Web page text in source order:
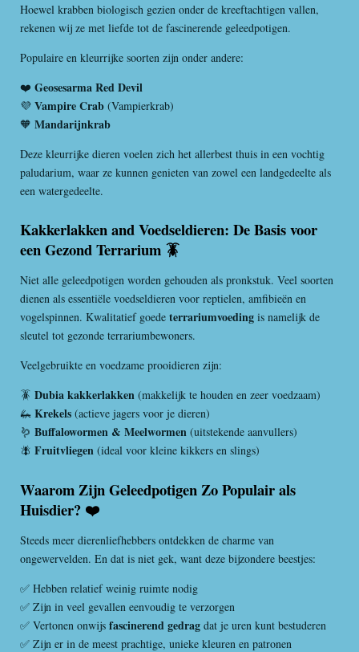
Hoewel krabben biologisch gezien onder de kreeftachtigen vallen,
rekenen wij ze met liefde tot de fascinerende geleedpotigen.
Populaire en kleurrijke soorten zijn onder andere:
❤️ Geosesarma Red Devil
💜 Vampire Crab (Vampierkrab)
🧡 Mandarijnkrab
Deze kleurrijke dieren voelen zich het allerbest thuis in een vochtig
paludarium, waar ze kunnen genieten van zowel een landgedeelte als
een watergedeelte.
Kakkerlakken and Voedseldieren: De Basis voor
een Gezond Terrarium 🪳
Niet alle geleedpotigen worden gehouden als pronkstuk. Veel soorten
dienen als essentiële voedseldieren voor reptielen, amfibieën en
vogelspinnen. Kwalitatief goede terrariumvoeding is namelijk de
sleutel tot gezonde terrariumbewoners.
Veelgebruikte en voedzame prooidieren zijn:
🪳 Dubia kakkerlakken (makkelijk te houden en zeer voedzaam)
🦗 Krekels (actieve jagers voor je dieren)
🪱 Buffalowormen & Meelwormen (uitstekende aanvullers)
🪰 Fruitvliegen (ideal voor kleine kikkers en slings)
Waarom Zijn Geleedpotigen Zo Populair als
Huisdier? ❤️
Steeds meer dierenliefhebbers ontdekken de charme van
ongewervelden. En dat is niet gek, want deze bijzondere beestjes:
✅ Hebben relatief weinig ruimte nodig
✅ Zijn in veel gevallen eenvoudig te verzorgen
✅ Vertonen onwijs fascinerend gedrag dat je uren kunt bestuderen
✅ Zijn er in de meest prachtige, unieke kleuren en patronen